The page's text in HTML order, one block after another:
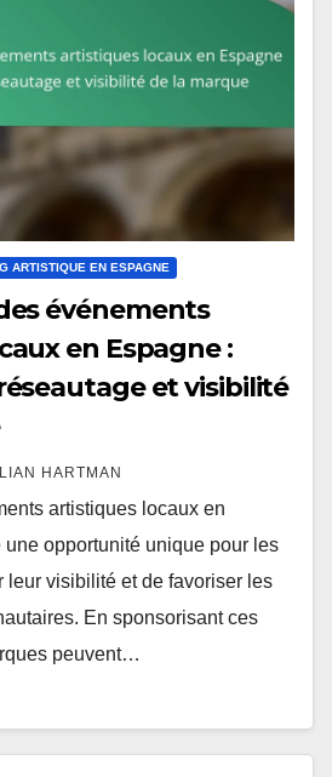
ARTISTIQUE EN ESPAGNE
événements
en Espagne :
et visibilité
HARTMAN
artistiques locaux en
une opportunité unique pour les
leur visibilité et de favoriser les
En sponsorisant ces
peuvent…